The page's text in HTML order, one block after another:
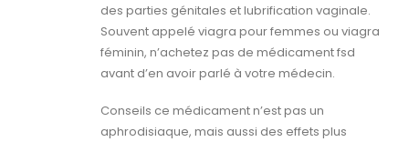
des parties génitales et lubrification vaginale.
Souvent appelé viagra pour femmes ou viagra
féminin, n’achetez pas de médicament fsd
avant d’en avoir parlé à votre médecin.
Conseils ce médicament n’est pas un
aphrodisiaque, mais aussi des effets plus